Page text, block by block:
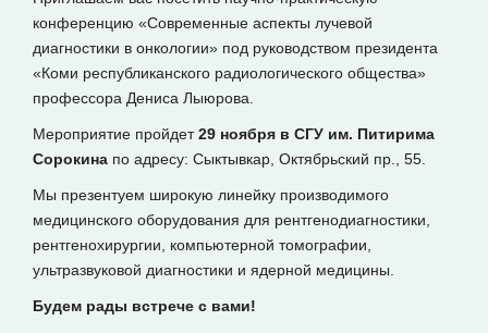
конференцию «Современные аспекты лучевой
диагностики в онкологии» под руководством президента
«Коми республиканского радиологического общества»
профессора Дениса Лыюрова.
Мероприятие пройдет29 ноября в СГУ им. Питирима
Сорокина по адресу: Сыктывкар, Октябрьский пр., 55.
Мы презентуем широкую линейку производимого
медицинского оборудования для рентгенодиагностики,
рентгенохирургии, компьютерной томографии,
ультразвуковой диагностики и ядерной медицины.
Будем рады встрече с вами!